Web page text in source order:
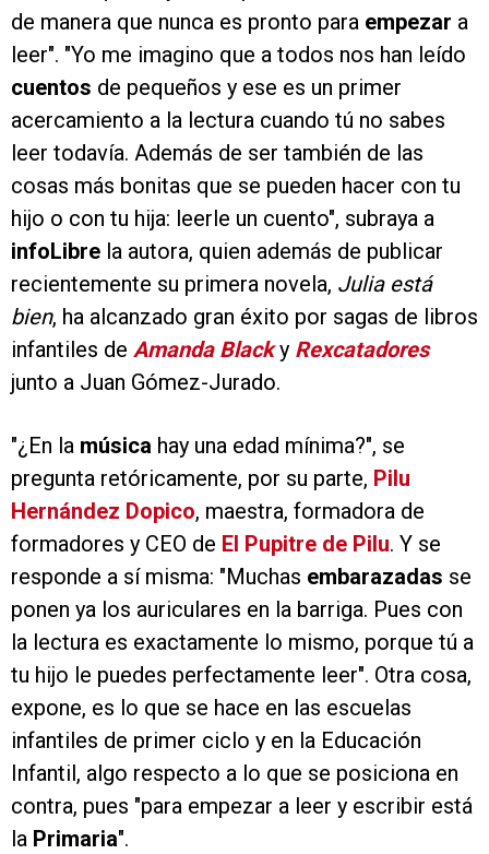
de manera que nunca es pronto para empezar a
leer". "Yo me imagino que a todos nos han leído
cuentos de pequeños y ese es un primer
acercamiento a la lectura cuando tú no sabes
leer todavía. Además de ser también de las
cosas más bonitas que se pueden hacer con tu
hijo o con tu hija: leerle un cuento", subraya a
infoLibre la autora, quien además de publicar
recientemente su primera novela, Julia está
bien, ha alcanzado gran éxito por sagas de libros
infantiles de Amanda Blacky Rexcatadores
junto a Juan Gómez-Jurado.
"¿En la música hay una edad mínima?", se
pregunta retóricamente, por su parte, Pilu
Hernández Dopico, maestra, formadora de
formadores y CEO de El Pupitre de Pilu. Y se
responde a sí misma: "Muchas embarazadas se
ponen ya los auriculares en la barriga. Pues con
la lectura es exactamente lo mismo, porque tú a
tu hijo le puedes perfectamente leer". Otra cosa,
expone, es lo que se hace en las escuelas
infantiles de primer ciclo y en la Educación
Infantil, algo respecto a lo que se posiciona en
contra, pues "para empezar a leer y escribir está
la Primaria".